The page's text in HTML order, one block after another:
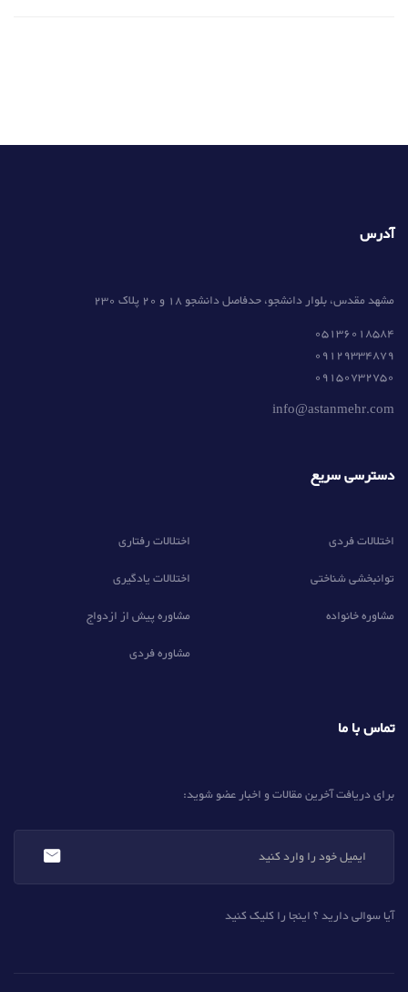
آدرس
مشهد مقدس، بلوار دانشجو، حدفاصل دانشجو 18 و 20 پلاک 230
05136018584
09129334879
09150732750
info@astanmehr.com
دسترسی سریع
اختلالات رفتاری
اختلالات فردی
اختلالات یادگیری
توانبخشی شناختی
مشاوره پیش از ازدواج
مشاوره خانواده
مشاوره فردی
تماس با ما
برای دریافت آخرین مقالات و اخبار عضو شوید:
آیا سوالی دارید ؟ اینجا را کلیک کنید